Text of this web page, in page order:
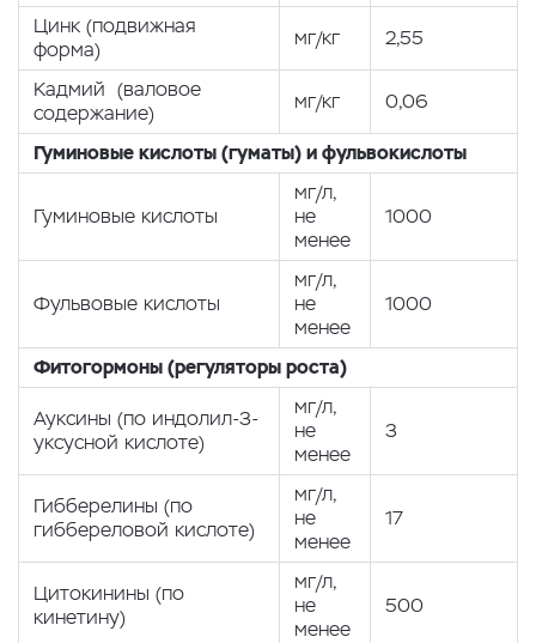
Цинк (подвижная
форма)
мг/кг 2,55
Кадмий (валовое
содержание)
мг/кг 0,06
Гуминовые кислоты (гуматы) и фульвокислоты
Гуминовые кислоты
мг/л,
не
менее
1000
Фульвовые кислоты
мг/л,
не
менее
1000
Фитогормоны (регуляторы роста)
Ауксины (по индолил-3-
уксусной кислоте)
мг/л,
не
менее
3
Гибберелины (по
гиббереловой кислоте)
мг/л,
не
менее
17
Цитокинины (по
кинетину)
мг/л,
не
менее
500